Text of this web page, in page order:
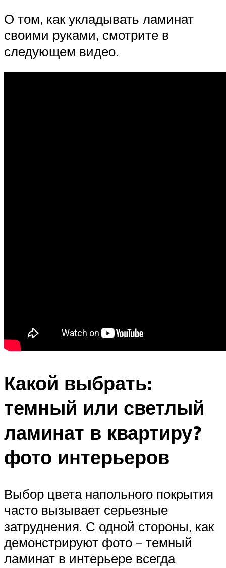
О том, как укладывать ламинат
своими руками, смотрите в
следующем видео.
Какой выбрать:
темный или светлый
ламинат в квартиру?
фото интерьеров
Выбор цвета напольного покрытия
часто вызывает серьезные
затруднения. С одной стороны, как
демонстрируют фото – темный
ламинат в интерьере всегда